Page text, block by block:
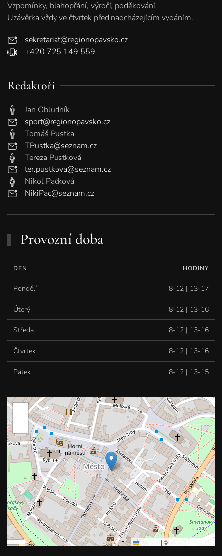
Vzpomínky, blahopřání, výročí, poděkování
Uzávěrka vždy ve čtvrtek před nadcházejícím vydáním.
sekretariat@regionopavsko.cz
+420 725 149 559
Redaktoři
Jan Obludník
sport@regionopavsko.cz
Tomáš Pustka
TPustka@seznam.cz
Tereza Pustková
ter.pustkova@seznam.cz
Nikol Pačková
NikiPac@seznam.cz
Provozní doba
DEN HODINY
Pondělí 8-12 | 13-17
Úterý 8-12 | 13-16
Středa 8-12 | 13-16
Čtvrtek 8-12 | 13-16
Pátek 8-12 | 13-15
Leaflet | © OpenStreetMap